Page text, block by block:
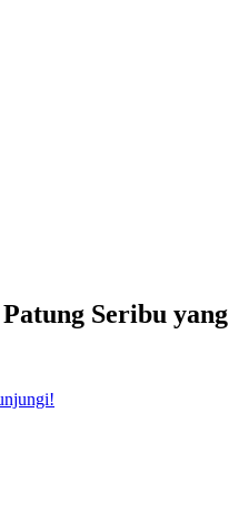
Seribu